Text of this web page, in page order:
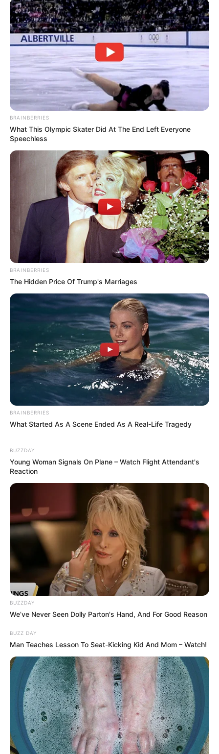
BRAINBERRIES
What This Olympic Skater Did At The End Left Everyone
Speechless
BRAINBERRIES
The Hidden Price Of Trump's Marriages
BRAINBERRIES
What Started As A Scene Ended As A Real-Life Tragedy
BUZZDAY
Young Woman Signals On Plane – Watch Flight Attendant's
Reaction
BUZZDAY
We’ve Never Seen Dolly Parton's Hand, And For Good Reason
BUZZ DAY
Man Teaches Lesson To Seat-Kicking Kid And Mom – Watch!